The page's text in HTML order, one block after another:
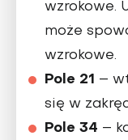
wzrokowe.
może
wzrokowe.
Pole 21
–
się w
Pole 34 –